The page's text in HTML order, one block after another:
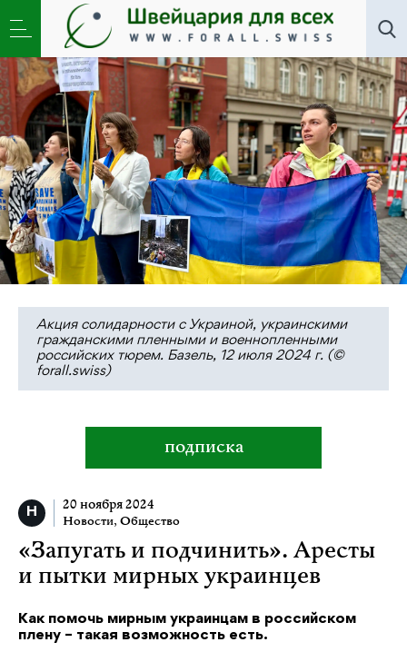
Новости, Общество»«Запугать и подчинить».
Аресты и пытки мирных украинцев
Акция солидарности с Украиной, украинскими
гражданскими пленными и военнопленными
российских тюрем. Базель, 12 июля 2024 г. (©
forall.swiss)
подписка
20 ноября 2024
Новости, Общество
«Запугать и подчинить». Аресты
и пытки мирных украинцев
Как помочь мирным украинцам в российском
плену – такая возможность есть.